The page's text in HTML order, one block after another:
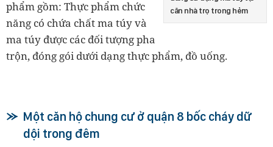
căn nhà trọ trong hẻm
phẩm gồm: Thực phẩm chức
năng có chứa chất ma túy và
ma túy được các đối tượng pha
trộn, đóng gói dưới dạng thực phẩm, đồ uống.
Một căn hộ chung cư ở quận 8 bốc cháy dữ
dội trong đêm